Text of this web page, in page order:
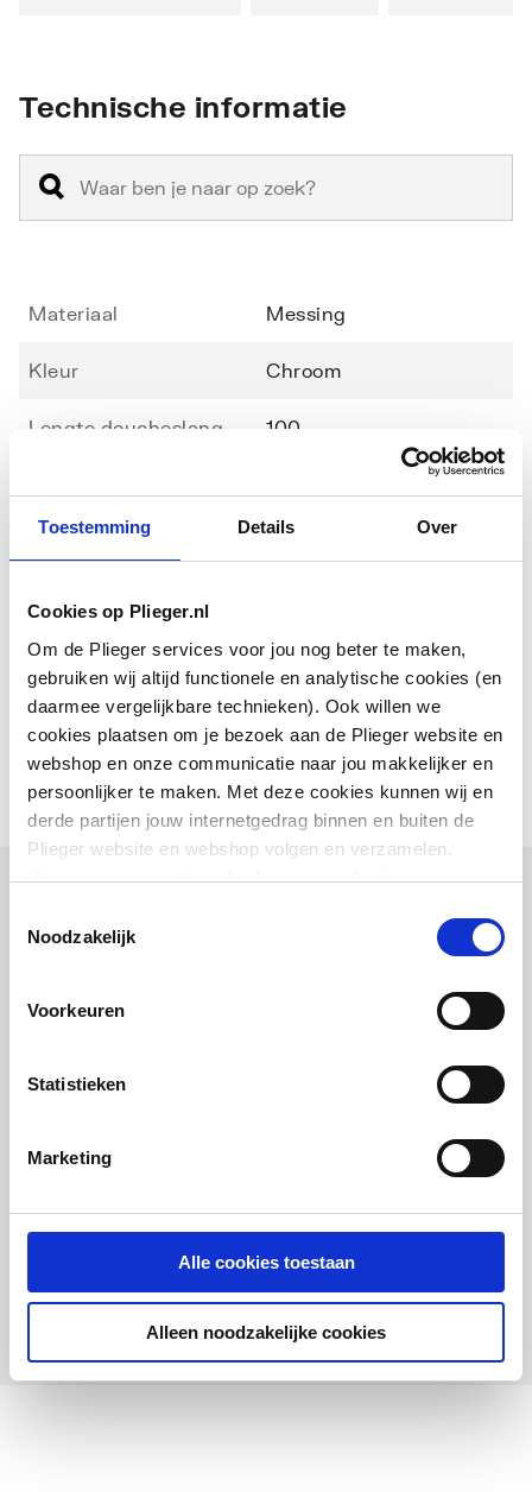
Toestemming Details Over
Cookies op Plieger.nl
Om de Plieger services voor jou nog beter te maken,
gebruiken wij altijd functionele en analytische cookies (en
daarmee vergelijkbare technieken). Ook willen we
cookies plaatsen om je bezoek aan de Plieger website en
webshop en onze communicatie naar jou makkelijker en
persoonlijker te maken. Met deze cookies kunnen wij en
derde partijen jouw internetgedrag binnen en buiten de
Plieger website en webshop volgen en verzamelen.
Hiermee passen wij en derden onze website, app,
We slaan je cookievoorkeur op in je browser.
Noodzakelijk
Voorkeuren
Statistieken
Marketing
Alle cookies toestaan
Alleen noodzakelijke cookies
Technische informatie
Materiaal Messing
Kleur Chroom
Lengte doucheslang 100
Met stopkraan Ja
Toon meer
Downloads
Bouwtekening image/png 26 KB
AC67651